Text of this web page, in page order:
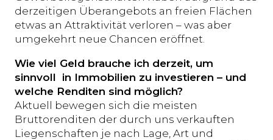
derzeitigen Überangebots an freien Flächen
etwas an Attraktivität verloren – was aber
umgekehrt neue Chancen eröffnet.
Wie viel Geld brauche ich derzeit, um
sinnvoll in Immobilien zu investieren – und
welche Renditen sind möglich?
Aktuell bewegen sich die meisten
Bruttorenditen der durch uns verkauften
Liegenschaften je nach Lage, Art und